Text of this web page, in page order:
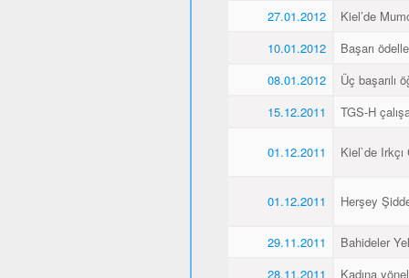
27.01.2012
Kiel’de
10.01.2012
Başarı
08.01.2012
Üç başarılı
15.12.2011
TGS-H
01.12.2011 Kiel`de Irkçı
01.12.2011 Herşey
29.11.2011
Bahideler
28.11.2011
Kadına